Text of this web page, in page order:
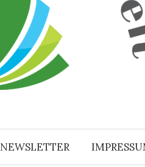
NEWSLETTER